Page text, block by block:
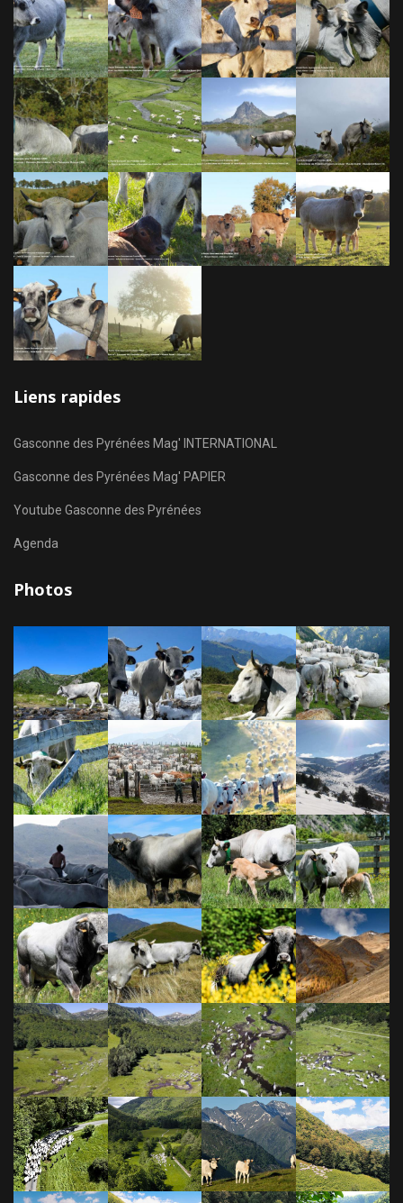
Liens rapides
Gasconne des Pyrénées Mag' INTERNATIONAL
Gasconne des Pyrénées Mag' PAPIER
Youtube Gasconne des Pyrénées
Agenda
Photos